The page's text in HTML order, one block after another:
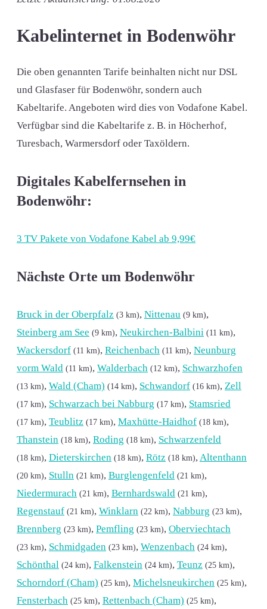
Kabelinternet in Bodenwöhr
Die oben genannten Tarife beinhalten nicht nur DSL
und Glasfaser für Bodenwöhr, sondern auch
Kabeltarife. Angeboten wird dies von Vodafone Kabel.
Verfügbar sind die Kabeltarife z. B. in Höcherhof,
Turesbach, Warmersdorf oder Taxöldern.
Digitales Kabelfernsehen in
Bodenwöhr:
3 TV Pakete von Vodafone Kabel ab 9,99€
Nächste Orte um Bodenwöhr
Bruck in der Oberpfalz (3 km), Nittenau (9 km),
Steinberg am See (9 km), Neukirchen-Balbini (11 km),
Wackersdorf (11 km), Reichenbach (11 km), Neunburg
vorm Wald (11 km), Walderbach (12 km), Schwarzhofen
(13 km), Wald (Cham) (14 km), Schwandorf (16 km), Zell
(17 km), Schwarzach bei Nabburg (17 km), Stamsried
(17 km), Teublitz (17 km), Maxhütte-Haidhof (18 km),
Thanstein (18 km), Roding (18 km), Schwarzenfeld
(18 km), Dieterskirchen (18 km), Rötz (18 km), Altenthann
(20 km), Stulln (21 km), Burglengenfeld (21 km),
Niedermurach (21 km), Bernhardswald (21 km),
Regenstauf (21 km), Winklarn (22 km), Nabburg (23 km),
Brennberg (23 km), Pemfling (23 km), Oberviechtach
(23 km), Schmidgaden (23 km), Wenzenbach (24 km),
Schönthal (24 km), Falkenstein (24 km), Teunz (25 km),
Schorndorf (Cham) (25 km), Michelsneukirchen (25 km),
Fensterbach (25 km), Rettenbach (Cham) (25 km),